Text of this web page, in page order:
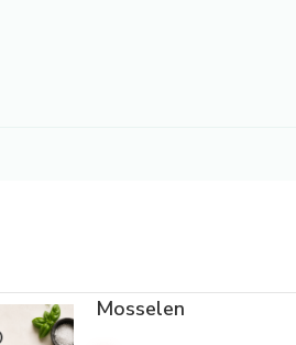
Mosselen